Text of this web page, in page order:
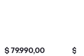
$ 79.990,00 $